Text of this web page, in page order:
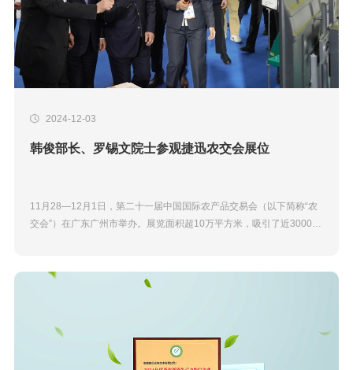
2024-12-03
韩俊部长、罗锡文院士参观捷迅农交会展位
11月28—12月1日，第二十一届中国国际农产品交易会（以下简称“农
交会”）在广东广州市举办。展览面积超10万平方米，吸引了近3000家